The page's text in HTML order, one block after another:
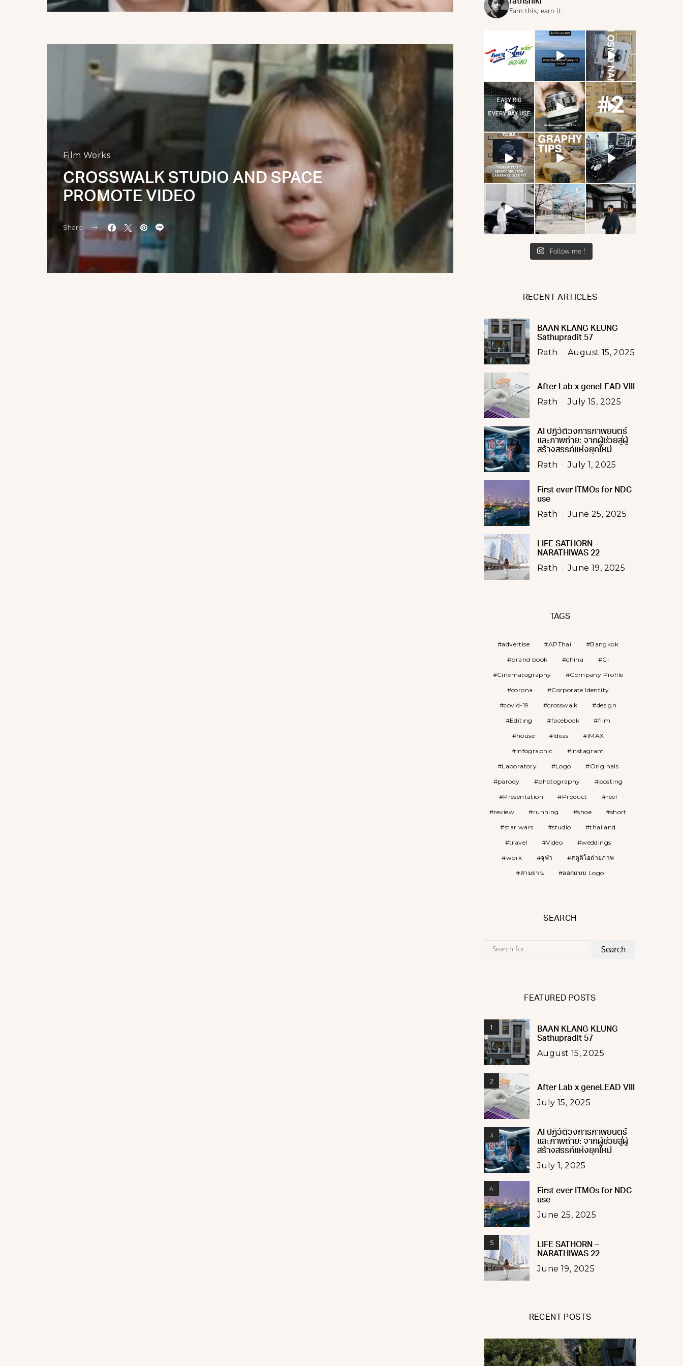
Film Works
CROSSWALK STUDIO AND SPACE
PROMOTE VIDEO
Share
Earn this, earn it.
Follow me !
RECENT ARTICLES
BAAN KLANG KLUNG
Sathupradit 57
Rath August 15, 2025
After Lab x geneLEAD VIII
Rath July 15, 2025
AI ปฏิวัติวงการภาพยนตร์
และภาพถ่าย: จากผู้ช่วยสู่ผู้
สร้างสรรค์แห่งยุคใหม่
Rath July 1, 2025
First ever ITMOs for NDC
use
Rath June 25, 2025
LIFE SATHORN –
NARATHIWAS 22
Rath June 19, 2025
TAGS
advertise APThai
Bangkok
brand book
china
CI
Cinematography
Company Profile
corona
Corporate Identity
covid-19
crosswalk
design
Editing
facebook
film
house
Ideas
IMAX
infographic
instagram
Laboratory
Logo
Originals
parody
photography
posting
Presentation
Product
reel
review
running shoe
short
star wars
studio
thailand
travel
Video
weddings
work
จุฬา
สตูดิโอถ่ายภาพ
สามย่าน
ออกแบบ Logo
SEARCH
Search
FEATURED POSTS
1
BAAN KLANG KLUNG
Sathupradit 57
August 15, 2025
2
After Lab x geneLEAD VIII
July 15, 2025
3
AI ปฏิวัติวงการภาพยนตร์
และภาพถ่าย: จากผู้ช่วยสู่ผู้
สร้างสรรค์แห่งยุคใหม่
July 1, 2025
4
First ever ITMOs for NDC
use
June 25, 2025
5
LIFE SATHORN –
NARATHIWAS 22
June 19, 2025
RECENT POSTS